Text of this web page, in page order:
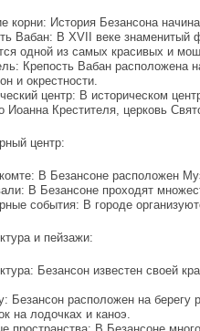
корни: История Безансона
Вабан: В XVII веке знаменитый
одной из самых красивых и
Крепость Вабан расположена
и окрестности.
центр: В историческом
Иоанна Крестителя, церковь
центр:
В Безансоне расположен
В Безансоне проходят
события: В городе
и пейзажи:
Безансон известен своей
Безансон расположен на
на лодочках и каноэ.